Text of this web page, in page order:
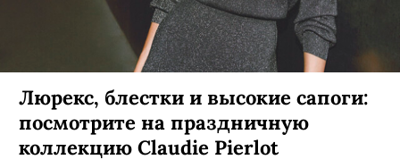
Люрекс, блестки и высокие сапоги:
посмотрите на праздничную
коллекцию Claudie Pierlot